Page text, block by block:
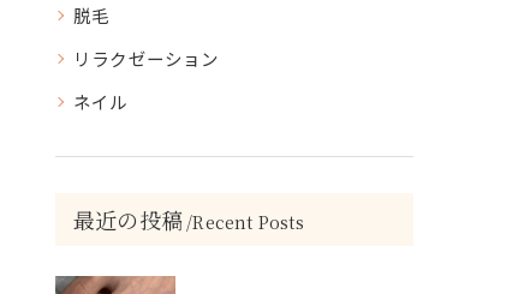
脱毛
リラクゼーション
ネイル
最近の投稿 Recent Posts